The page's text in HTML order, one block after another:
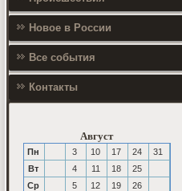
Новое в России
Все события
Контакты
Август
Пн 3 10 17 24
31
Вт
4 11 18
25
Ср
5 12 19
26